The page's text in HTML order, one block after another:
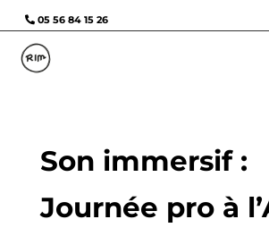
05 56 84 15 26
Son immersif :
Journée pro à